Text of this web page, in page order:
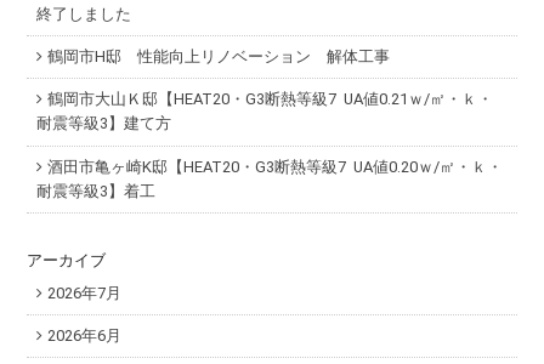
終了しました
鶴岡市H邸 性能向上リノベーション 解体工事
鶴岡市大山Ｋ邸【HEAT20・G3断熱等級7 UA値0.21ｗ/㎡・ｋ・
耐震等級3】建て方
酒田市亀ヶ崎K邸【HEAT20・G3断熱等級7 UA値0.20ｗ/㎡・ｋ・
耐震等級3】着工
アーカイブ
2026年7月
2026年6月